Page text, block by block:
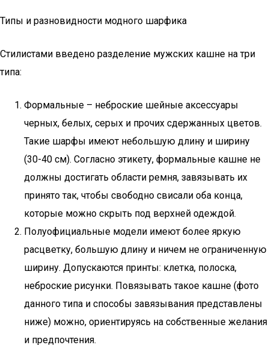
Типы и разновидности модного шарфика
Стилистами введено разделение мужских кашне на три
типа:
Формальные – неброские шейные аксессуары
черных, белых, серых и прочих сдержанных цветов.
Такие шарфы имеют небольшую длину и ширину
(30-40 см). Согласно этикету, формальные кашне не
должны достигать области ремня, завязывать их
принято так, чтобы свободно свисали оба конца,
которые можно скрыть под верхней одеждой.
Полуофициальные модели имеют более яркую
расцветку, большую длину и ничем не ограниченную
ширину. Допускаются принты: клетка, полоска,
неброские рисунки. Повязывать такое кашне (фото
данного типа и способы завязывания представлены
ниже) можно, ориентируясь на собственные желания
и предпочтения.